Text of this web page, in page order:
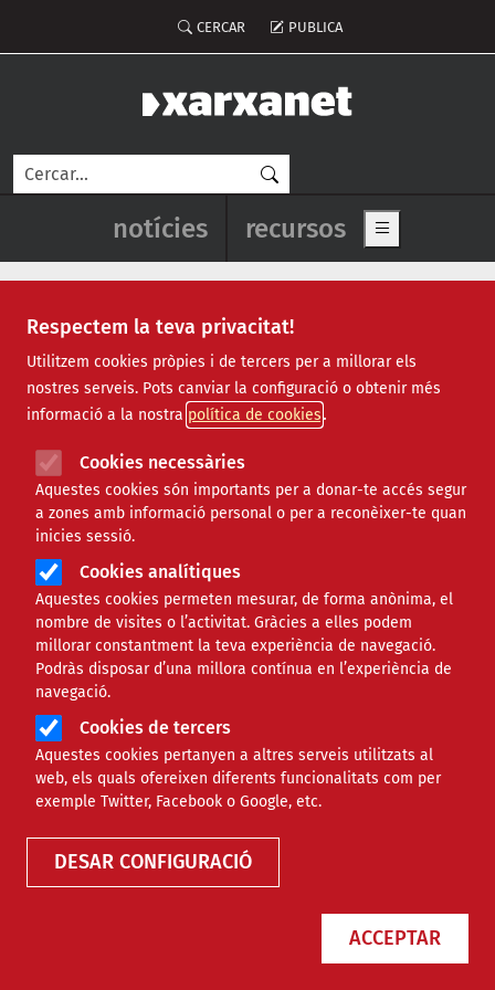
Respectem la teva privacitat!
Utilitzem cookies pròpies i de tercers per a millorar els
nostres serveis. Pots canviar la configuració o obtenir més
informació a la nostra política de cookies
Cookies necessàries
Aquestes cookies són importants per a donar-te accés segur
a zones amb informació personal o per a reconèixer-te quan
inicies sessió.
Cookies analítiques
Aquestes cookies permeten mesurar, de forma anònima, el
nombre de visites o l’activitat. Gràcies a elles podem
millorar constantment la teva experiència de navegació.
Podràs disposar d’una millora contínua en l’experiència de
navegació.
Cookies de tercers
Aquestes cookies pertanyen a altres serveis utilitzats al
web, els quals ofereixen diferents funcionalitats com per
exemple Twitter, Facebook o Google, etc.
DESAR CONFIGURACIÓ
ACCEPTAR
Menú del compte d'usuari
CERCAR PUBLICA
Cerca
Navegació principal de
notícies recursos Show main
calendari laboral
Sentència sobre els festius en
dissabte: possibles efectes per a
les entitats